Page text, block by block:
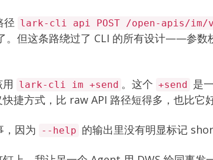
径 lark-cli api POST /open-apis/im/
。但这条路绕过了 CLI 的所有设计——参数
lark-cli im +send 。这个 +send 是
捷方式，比 raw API 路径短得多，也比它好
，因为 --help 的输出里没有明显标记